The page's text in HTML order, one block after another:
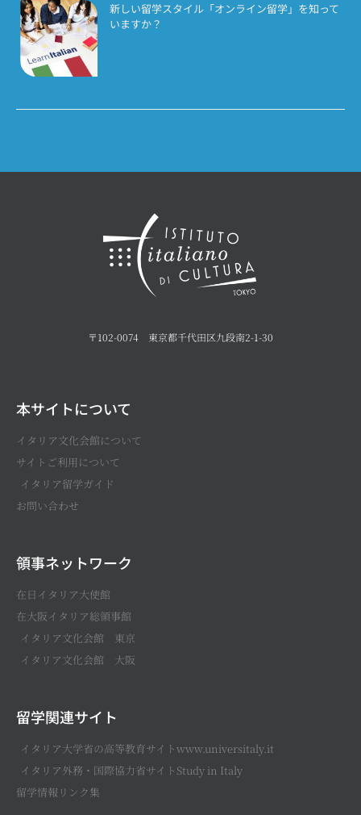
新しい留学スタイル「オンライン留学」を知って
いますか？
〒102-0074 東京都千代田区九段南2-1-30
本サイトについて
イタリア文化会館について
サイトご利用について
イタリア留学ガイド
お問い合わせ
領事ネットワーク
在日イタリア大使館
在大阪イタリア総領事館
イタリア文化会館 東京
イタリア文化会館 大阪
留学関連サイト
イタリア大学省の高等教育サイトwww.universitaly.it
イタリア外務・国際協力省サイトStudy in Italy
留学情報リンク集